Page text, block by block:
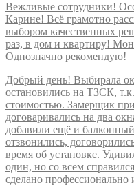
Вежливые сотрудники!
Карине! Всё грамотно
выбором качественных
раз, в дом и квартиру!
Однозначно рекомендую!
Добрый день! Выбирала
остановились на ТЗСК,
стоимостью. Замерщик
договаривались на два
добавили ещё и
отзвонились,
время об установке.
один, но со всем
сделано профессионально